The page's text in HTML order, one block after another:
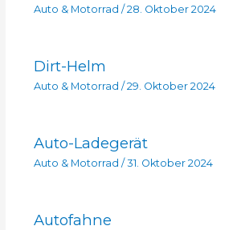
Auto & Motorrad / 28. Oktober 2024
Dirt-Helm
Auto & Motorrad / 29. Oktober 2024
Auto-Ladegerät
Auto & Motorrad / 31. Oktober 2024
Autofahne